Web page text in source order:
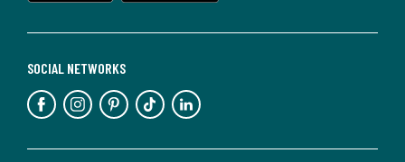
SOCIAL NETWORKS